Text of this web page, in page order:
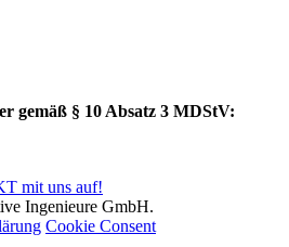
gemäß § 10 Absatz 3 MDStV:
mit uns auf!
Ingenieure GmbH.
Cookie Consent